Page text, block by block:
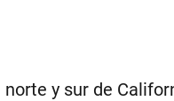
y sur de